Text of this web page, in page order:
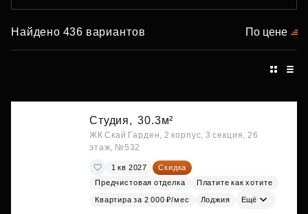
Найдено 436 вариантов По цене
Студия, 30.3м²
ЖК Скай Гарден, 2 корпус, 3 секция, 26
этаж, №532
1 кв 2027
Скидка
Предчистовая отделка
Платите как хотите
Квартира за 2 000 ₽/мес Лоджия Ещё